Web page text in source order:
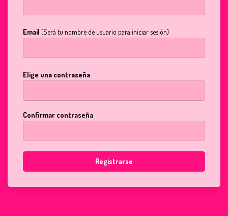
Email (Será tu nombre de usuario para iniciar sesión)
Elige una contraseña
Confirmar contraseña
Registrarse